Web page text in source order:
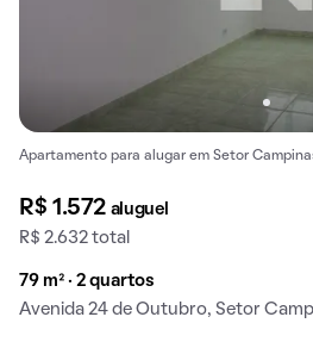
Apartamento para alugar em Setor
R$ 1.572 aluguel
R$ 2.632 total
79 m² · 2 quartos
Avenida 24 de Outubro, Setor